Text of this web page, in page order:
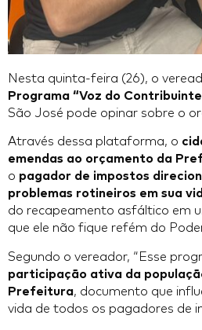
Nesta quinta-feira (26), o
Programa “Voz do
São José pode opinar sobre o
Através dessa plataforma, o
emendas ao orçamento da
o pagador de impostos
problemas rotineiros em sua
do recapeamento asfáltico em
que ele não fique refém do
Segundo o vereador, “Esse
participação ativa da
Prefeitura, documento que
vida de todos os pagadores de